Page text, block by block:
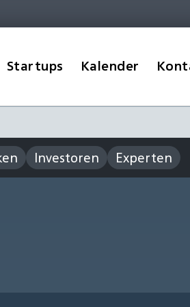
Startups Kalender
Investoren Experten